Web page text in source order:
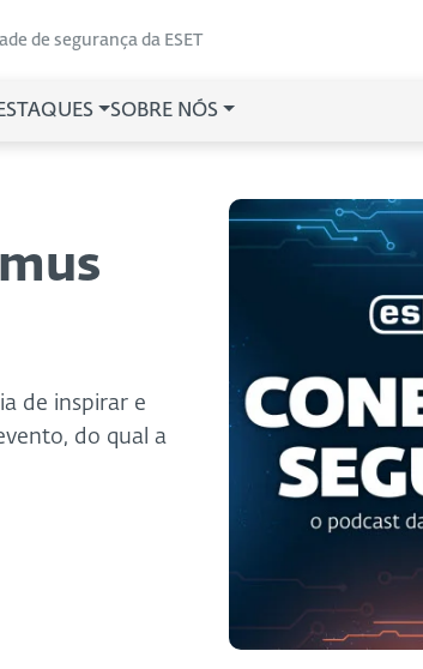
de segurança da ESET
SOBRE NÓS
de inspirar e
do qual a